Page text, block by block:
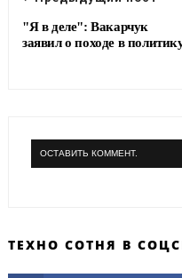
"Я в деле": Вакарчук
заявил о походе в
ОСТАВИТЬ КОММЕНТ.
ТЕХНО СОТНЯ В